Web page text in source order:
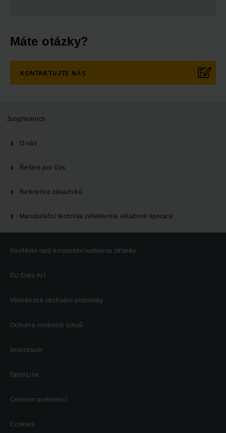
Máte otázky?
KONTAKTUJTE NÁS
Jungheinrich
O nás
Řešení pro Vás
Reference zákazníků
Manipulační technika zefektivnila skladové operace
Navštivte naši korporátní webovou stránku
EU Data Act
Všeobecné obchodní podmínky
Ochrana osobních údajů
Impressum
OpenLine
Centrum preferencí
Cookies